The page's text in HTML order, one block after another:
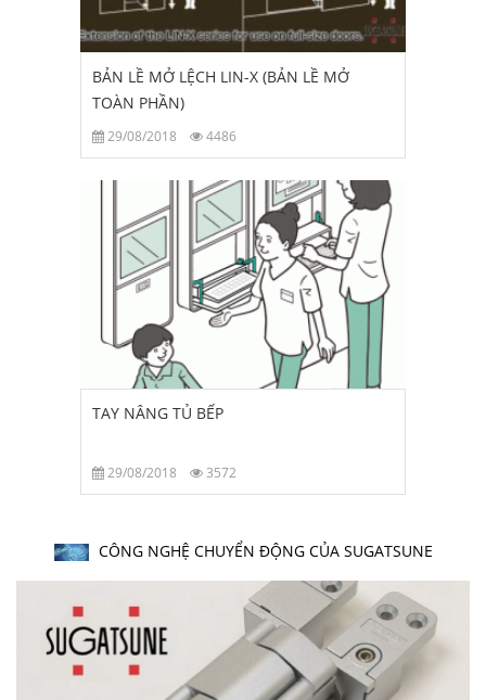
BẢN LỀ MỞ LỆCH LIN-X (BẢN LỀ MỞ
TOÀN PHẦN)
29/08/2018 4486
TAY NÂNG TỦ BẾP
29/08/2018 3572
CÔNG NGHỆ CHUYỂN ĐỘNG CỦA SUGATSUNE